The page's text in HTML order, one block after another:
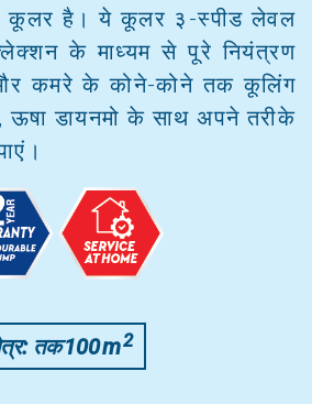
कूलर है। ये कूलर ३-स्पीड लेवल
के माध्यम से पूरे नियंत्रण
कमरे के कोने-कोने तक कूलिंग
ऊषा डायनमो के साथ अपने तरीके
तक100m2